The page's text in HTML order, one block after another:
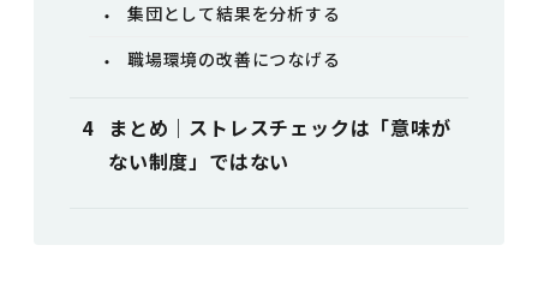
集団として結果を分析する
職場環境の改善につなげる
まとめ｜ストレスチェックは「意味が
ない制度」ではない